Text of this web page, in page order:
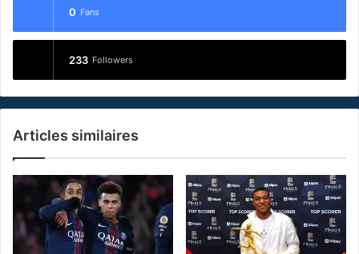
0 Fans
233 Followers
Articles similaires